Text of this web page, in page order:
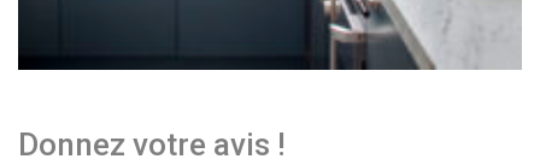
Donnez votre avis !